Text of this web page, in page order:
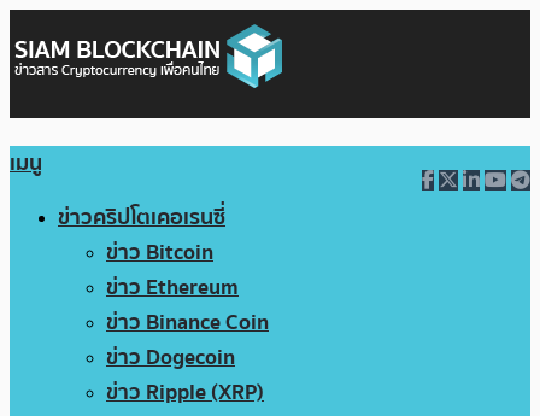
เมนู
ข่าวคริปโตเคอเรนซี่
ข่าว Bitcoin
ข่าว Ethereum
ข่าว Binance Coin
ข่าว Dogecoin
ข่าว Ripple (XRP)